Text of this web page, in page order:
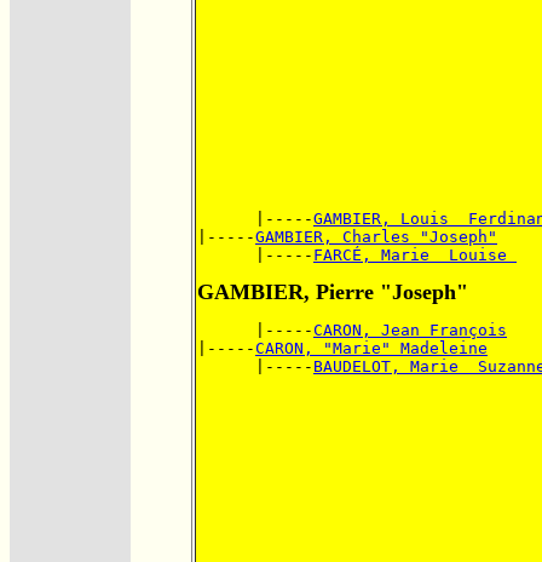
      |-----
GAMBIER, Louis
|-----GAMBIER, Charles "Joseph"
      |-----
FARCÉ, Marie  Louise
GAMBIER, Pierre "Joseph"
      |-----
CARON, Jean François
|-----CARON, "Marie" Madeleine
      |-----
BAUDELOT, Marie